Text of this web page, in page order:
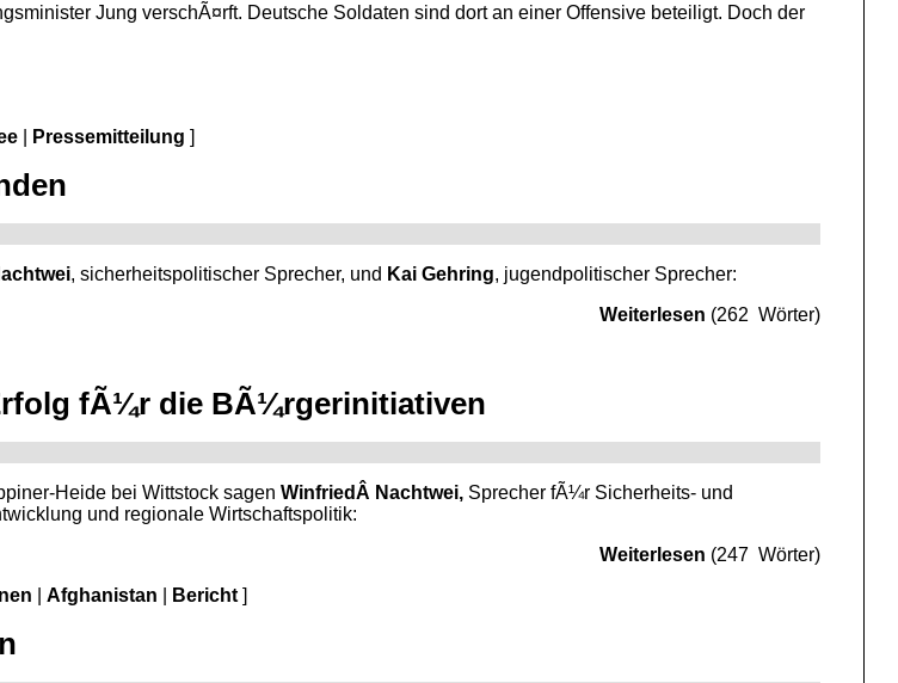
Jung verschÃ¤rft. Deutsche Soldaten sind dort an einer Offensive beteiligt. Doch der
Pressemitteilung ]
, sicherheitspolitischer Sprecher, und Kai Gehring, jugendpolitischer Sprecher:
Weiterlesen (262 Wörter)
fÃ¼r die BÃ¼rgerinitiativen
Heide bei Wittstock sagen WinfriedÂ Nachtwei, Sprecher fÃ¼r Sicherheits- und
und regionale Wirtschaftspolitik:
Weiterlesen (247 Wörter)
Afghanistan Bericht ]